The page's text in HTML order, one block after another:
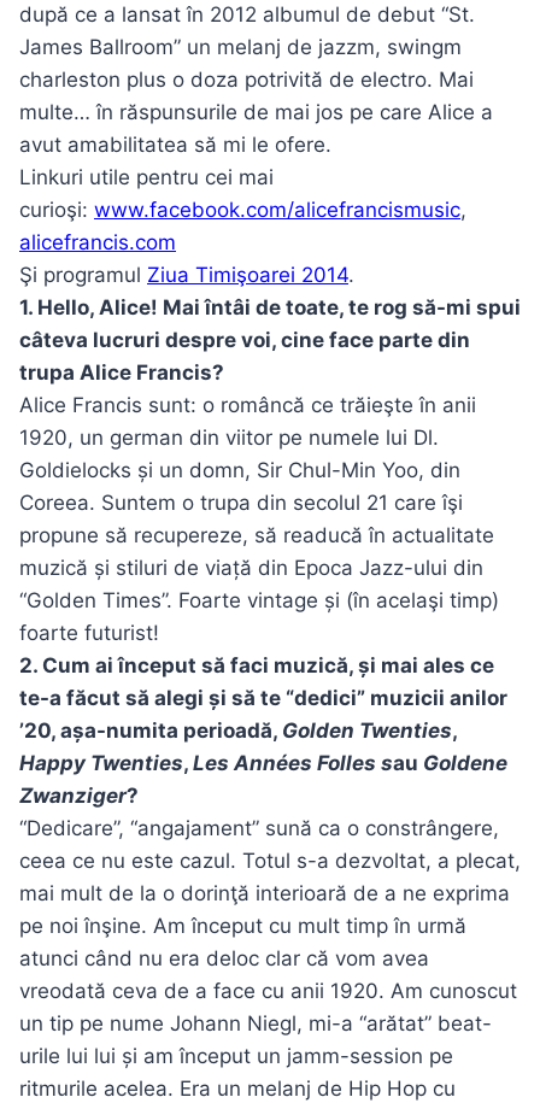
după ce a lansat în 2012 albumul de debut “St.
James Ballroom” un melanj de jazzm, swingm
charleston plus o doza potrivită de electro. Mai
multe… în răspunsurile de mai jos pe care Alice a
avut amabilitatea să mi le ofere.
Linkuri utile pentru cei mai
curioşi: www.facebook.com/alicefrancismusic,
alicefrancis.com
Şi programul Ziua Timişoarei 2014.
1. Hello, Alice! Mai întâi de toate, te rog să-mi spui
câteva lucruri despre voi, cine face parte din
trupa Alice Francis?
Alice Francis sunt: o româncă ce trăieşte în anii
1920, un german din viitor pe numele lui Dl.
Goldielocks și un domn, Sir Chul-Min Yoo, din
Coreea. Suntem o trupa din secolul 21 care îşi
propune să recupereze, să readucă în actualitate
muzică și stiluri de viață din Epoca Jazz-ului din
“Golden Times”. Foarte vintage și (în acelaşi timp)
foarte futurist!
2. Cum ai început să faci muzică, și mai ales ce
te-a făcut să alegi și să te “dedici” muzicii anilor
’20, așa-numita perioadă, Golden Twenties,
Happy Twenties, Les Années Folles sau Goldene
Zwanziger?
“Dedicare”, “angajament” sună ca o constrângere,
ceea ce nu este cazul. Totul s-a dezvoltat, a plecat,
mai mult de la o dorinţă interioară de a ne exprima
pe noi înşine. Am început cu mult timp în urmă
atunci când nu era deloc clar că vom avea
vreodată ceva de a face cu anii 1920. Am cunoscut
un tip pe nume Johann Niegl, mi-a “arătat” beat-
urile lui lui și am început un jamm-session pe
ritmurile acelea. Era un melanj de Hip Hop cu